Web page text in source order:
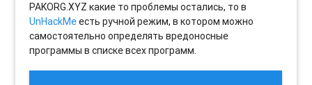
PAKORG.XYZ какие то проблемы остались, то в
UnHackMeесть ручной режим, в котором можно
самостоятельно определять вредоносные
программы в списке всех программ.